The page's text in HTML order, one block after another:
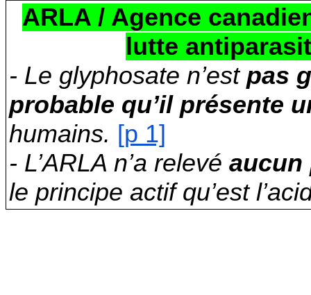
ARLA / Agence
lutte
- Le glyphosate n’est pas
probable qu’il présente
humains. [p 1]
- L’ARLA n’a relevé aucun
le principe actif qu’est